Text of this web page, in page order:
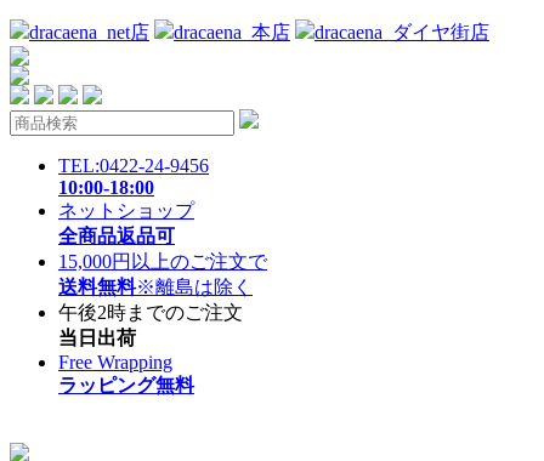
dracaena_net店 dracaena_本店 dracaena_ダイヤ街店
TEL:0422-24-9456
10:00-18:00
ネットショップ
全商品返品可
15,000円以上のご注文で
送料無料※離島は除く
午後2時までのご注文
当日出荷
Free Wrapping
ラッピング無料